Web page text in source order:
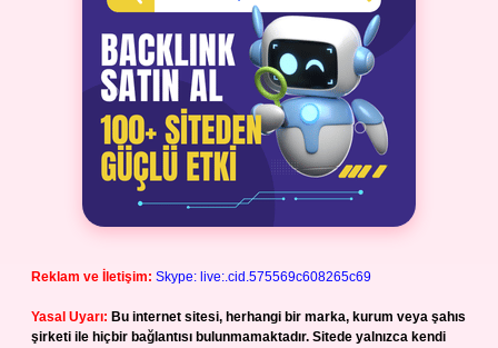
Reklam ve İletişim: Skype: live:.cid.575569c608265c69
Yasal Uyarı: Bu internet sitesi, herhangi bir marka, kurum veya şahıs
şirketi ile hiçbir bağlantısı bulunmamaktadır. Sitede yalnızca kendi